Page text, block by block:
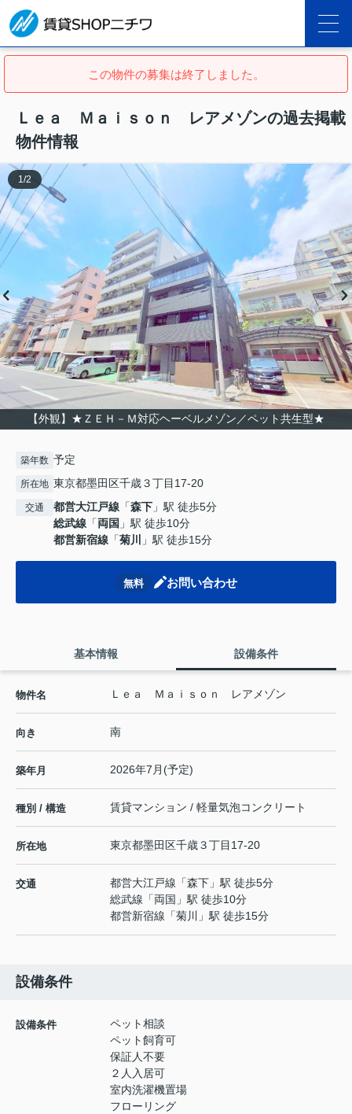
この物件の募集は終了しました。
Ｌｅａ Ｍａｉｓｏｎ レアメゾンの過去掲載
物件情報
【外観】★ＺＥＨ－Ｍ対応ヘーベルメゾン／ペット共生型★
1 /2
築年数 予定
所在地 東京都墨田区千歳３丁目17-20
交通 都営大江戸線 「森下 」駅 徒歩5分
総武線 「両国 」駅 徒歩10分
都営新宿線 「菊川 」駅 徒歩15分
無料 お問い合わせ
基本情報 設備条件
物件名 Ｌｅａ Ｍａｉｓｏｎ レアメゾン
向き 南
築年月 2026年7月(予定)
種別 / 構造 賃貸マンション / 軽量気泡コンクリート
所在地 東京都墨田区千歳３丁目17-20
交通 都営大江戸線 「森下 」駅 徒歩5分
総武線 「両国 」駅 徒歩10分
都営新宿線 「菊川 」駅 徒歩15分
設備条件
設備条件
ペット相談
ペット飼育可
保証人不要
２人入居可
室内洗濯機置場
フローリング